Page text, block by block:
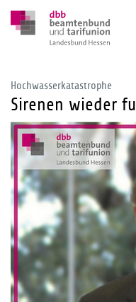
Hochwasserkatastrophe
Sirenen wieder